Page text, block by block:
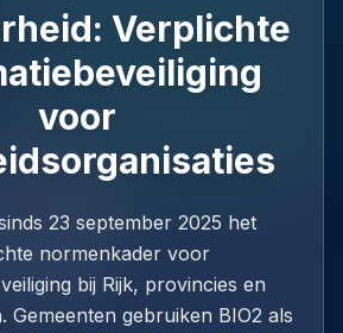
Verplichte
voor
23 september 2025 het
normenkader voor
bij Rijk, provincies en
Gemeenten gebruiken BIO2 als